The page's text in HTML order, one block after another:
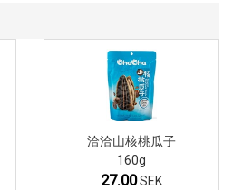
洽洽山核桃瓜子
160g
27.00SEK